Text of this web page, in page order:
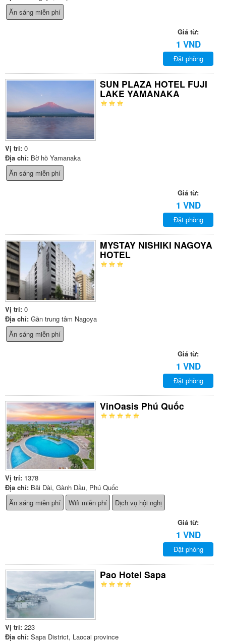
Ăn sáng miễn phí
Giá từ:
1 VND
Đặt phòng
SUN PLAZA HOTEL FUJI
LAKE YAMANAKA
Vị trí: 0
Địa chỉ: Bờ hồ Yamanaka
Ăn sáng miễn phí
Giá từ:
1 VND
Đặt phòng
MYSTAY NISHIKI NAGOYA
HOTEL
Vị trí: 0
Địa chỉ: Gần trung tâm Nagoya
Ăn sáng miễn phí
Giá từ:
1 VND
Đặt phòng
VinOasis Phú Quốc
Vị trí: 1378
Địa chỉ: Bãi Dài, Gành Dầu, Phú Quốc
Ăn sáng miễn phí
Wifi miễn phí Dịch vụ hội nghị
Giá từ:
1 VND
Đặt phòng
Pao Hotel Sapa
Vị trí: 223
Địa chỉ: Sapa District, Laocai province